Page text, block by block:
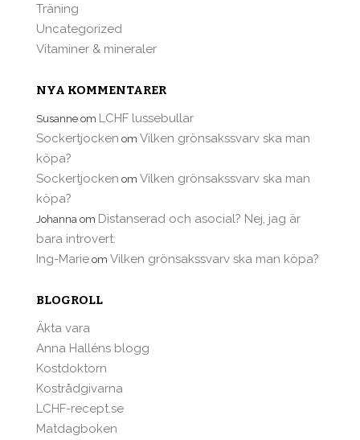
Träning
Uncategorized
Vitaminer & mineraler
NYA KOMMENTARER
Susanne om LCHF lussebullar
Sockertjocken om Vilken grönsakssvarv ska man
köpa?
Sockertjocken om Vilken grönsakssvarv ska man
köpa?
Johanna om Distanserad och asocial? Nej, jag är
bara introvert.
Ing-Marie om Vilken grönsakssvarv ska man köpa?
BLOGROLL
Äkta vara
Anna Halléns blogg
Kostdoktorn
Kostrådgivarna
LCHF-recept.se
Matdagboken